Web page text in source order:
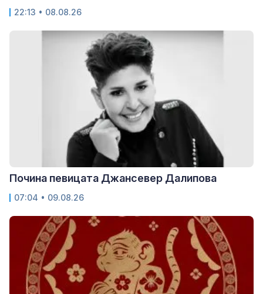
22:13 • 08.08.26
Почина певицата Джансевер Далипова
07:04 • 09.08.26